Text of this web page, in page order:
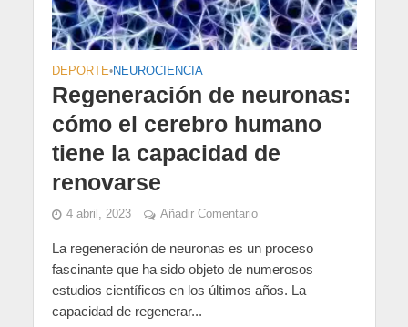
DEPORTE•NEUROCIENCIA
Regeneración de neuronas:
cómo el cerebro humano
tiene la capacidad de
renovarse
4 abril, 2023 Añadir Comentario
La regeneración de neuronas es un proceso
fascinante que ha sido objeto de numerosos
estudios científicos en los últimos años. La
capacidad de regenerar...